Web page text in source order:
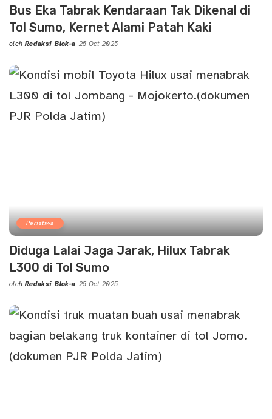
Bus Eka Tabrak Kendaraan Tak Dikenal di
Tol Sumo, Kernet Alami Patah Kaki
Posted
oleh Redaksi Blok-a 25 Oct 2025
Peristiwa
Diduga Lalai Jaga Jarak, Hilux Tabrak
L300 di Tol Sumo
Posted
oleh Redaksi Blok-a 25 Oct 2025